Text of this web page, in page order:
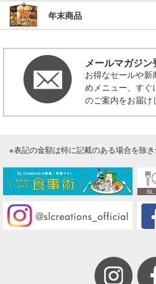
年末商品
メールマガジン
お得なセールや新
めメニュー、すぐ
のご案内をお届け
※表記の金額は特に記載のある場合を除